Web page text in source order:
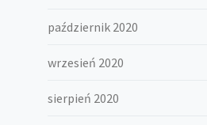
październik 2020
wrzesień 2020
sierpień 2020